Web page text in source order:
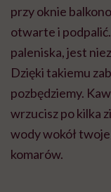
przy oknie
otwarte i
paleniska, jest
Dzięki takiemu
pozbędziemy.
wrzucisz po kilka
wody wokół
komarów.